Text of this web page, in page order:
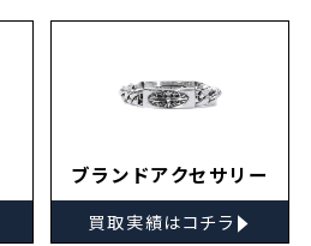
ブランドアクセサリー
買取実績はコチラ ▸